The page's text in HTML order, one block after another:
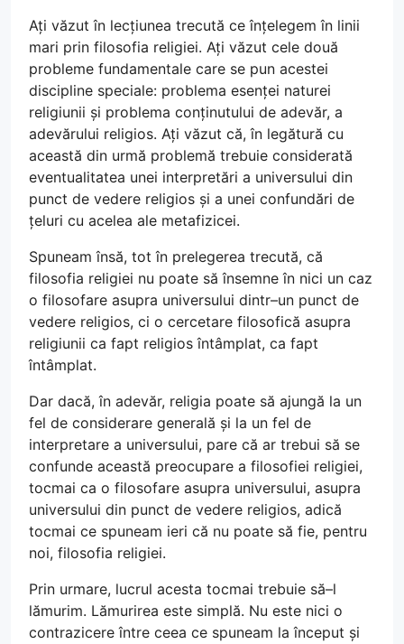
Ați văzut în lecțiunea trecută ce înțelegem în linii
mari prin filosofia religiei. Ați văzut cele două
probleme fundamentale care se pun acestei
discipline speciale: problema esenței naturei
religiunii și problema conținutului de adevăr, a
adevărului religios. Ați văzut că, în legătură cu
această din urmă problemă trebuie considerată
eventualitatea unei interpretări a universului din
punct de vedere religios și a unei confundări de
țeluri cu acelea ale metafizicei.
Spuneam însă, tot în prelegerea trecută, că
filosofia religiei nu poate să însemne în nici un caz
o filosofare asupra universului dintr–un punct de
vedere religios, ci o cercetare filosofică asupra
religiunii ca fapt religios întâmplat, ca fapt
întâmplat.
Dar dacă, în adevăr, religia poate să ajungă la un
fel de considerare generală și la un fel de
interpretare a universului, pare că ar trebui să se
confunde această preocupare a filosofiei religiei,
tocmai ca o filosofare asupra universului, asupra
universului din punct de vedere religios, adică
tocmai ce spuneam ieri că nu poate să fie, pentru
noi, filosofia religiei.
Prin urmare, lucrul acesta tocmai trebuie să–l
lămurim. Lămurirea este simplă. Nu este nici o
contrazicere între ceea ce spuneam la început și